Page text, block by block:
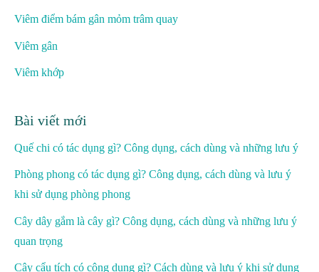
Viêm điểm bám gân mỏm trâm quay
Viêm gân
Viêm khớp
Bài viết mới
Quế chi có tác dụng gì? Công dụng, cách dùng và những lưu ý
Phòng phong có tác dụng gì? Công dụng, cách dùng và lưu ý
khi sử dụng phòng phong
Cây dây gắm là cây gì? Công dụng, cách dùng và những lưu ý
quan trọng
Cây cẩu tích có công dụng gì? Cách dùng và lưu ý khi sử dụng